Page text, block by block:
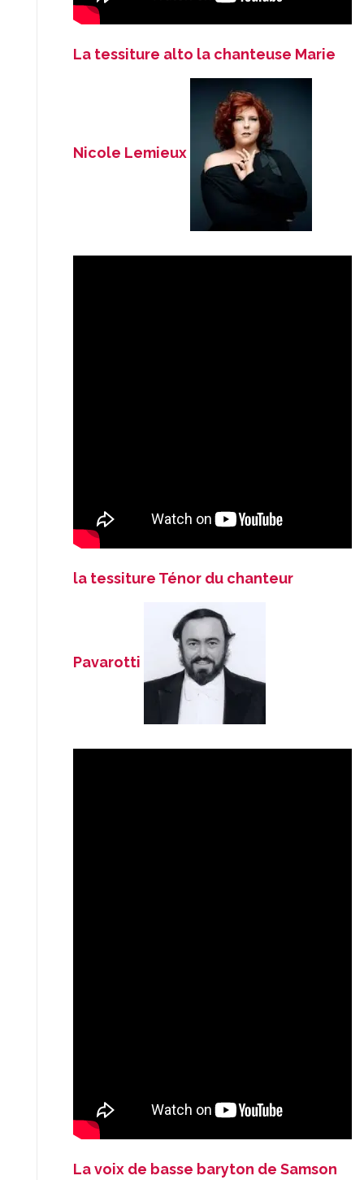
La tessiture alto la chanteuse Marie
Nicole Lemieux
la tessiture Ténor du chanteur
Pavarotti
La voix de basse baryton de Samson